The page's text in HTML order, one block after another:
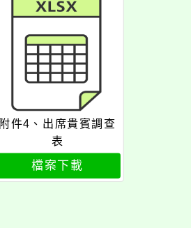
附件4、出席貴賓調查
表
檔案下載